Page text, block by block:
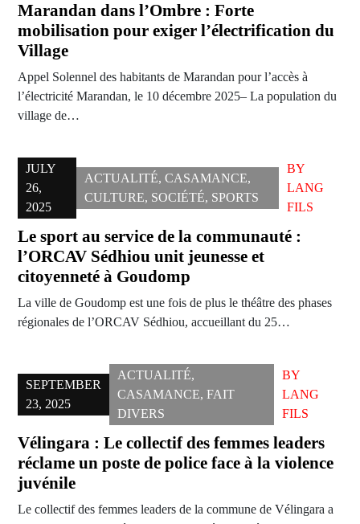
Marandan dans l’Ombre : Forte
mobilisation pour exiger l’électrification du
Village
Appel Solennel des habitants de Marandan pour l’accès à
l’électricité Marandan, le 10 décembre 2025– La population du
village de…
JULY
26,
2025
ACTUALITÉ, CASAMANCE,
CULTURE, SOCIÉTÉ, SPORTS
BY
LANG
FILS
Le sport au service de la communauté :
l’ORCAV Sédhiou unit jeunesse et
citoyenneté à Goudomp
La ville de Goudomp est une fois de plus le théâtre des phases
régionales de l’ORCAV Sédhiou, accueillant du 25…
SEPTEMBER
23, 2025
ACTUALITÉ,
CASAMANCE, FAIT
DIVERS
BY
LANG
FILS
Vélingara : Le collectif des femmes leaders
réclame un poste de police face à la violence
juvénile
Le collectif des femmes leaders de la commune de Vélingara a